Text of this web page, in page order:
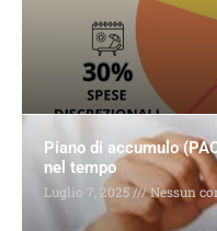
Piano di accumulo
nel tempo
Luglio 7, 2025 Nessun